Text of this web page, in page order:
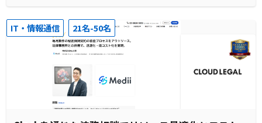
IT・情報通信 21名-50名